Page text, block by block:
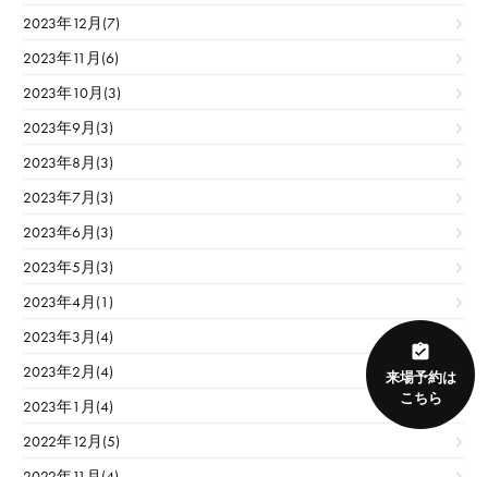
来場予約は
こちら
2023年12月(7)
2023年11月(6)
2023年10月(3)
2023年9月(3)
2023年8月(3)
2023年7月(3)
2023年6月(3)
2023年5月(3)
2023年4月(1)
2023年3月(4)
2023年2月(4)
2023年1月(4)
2022年12月(5)